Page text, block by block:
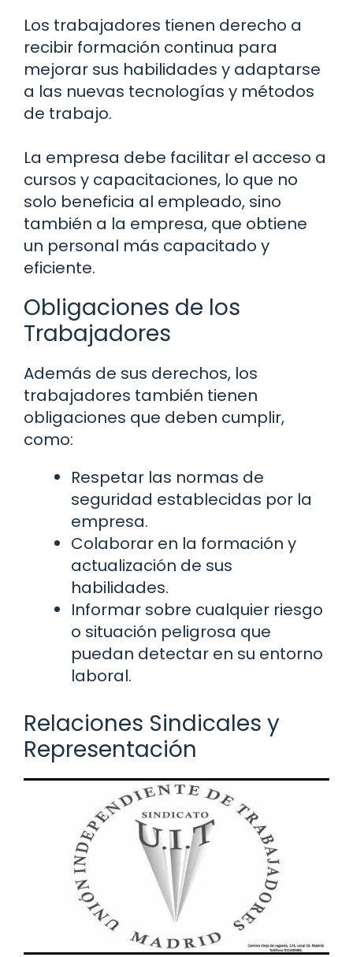
Los trabajadores tienen derecho a
recibir formación continua para
mejorar sus habilidades y adaptarse
a las nuevas tecnologías y métodos
de trabajo.
La empresa debe facilitar el acceso a
cursos y capacitaciones, lo que no
solo beneficia al empleado, sino
también a la empresa, que obtiene
un personal más capacitado y
eficiente.
Obligaciones de los
Trabajadores
Además de sus derechos, los
trabajadores también tienen
obligaciones que deben cumplir,
como:
Respetar las normas de
seguridad establecidas por la
empresa.
Colaborar en la formación y
actualización de sus
habilidades.
Informar sobre cualquier riesgo
o situación peligrosa que
puedan detectar en su entorno
laboral.
Relaciones Sindicales y
Representación